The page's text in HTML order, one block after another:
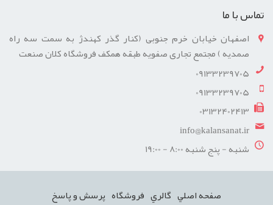
تماس با ما
اصفهان خیابان خرم جنوبی (کنار گذر کهندژ به سمت سه راه
صمدیه ) مجتمع تجاری صفویه طبقه همکف فروشگاه کلان صنعت
09133239705
09133239705
03132402413
info@kalansanat.ir
شنبه - پنج شنبه 8:00 - 19:00
صفحه اصلي گالري فروشگاه پرسش و پاسخ